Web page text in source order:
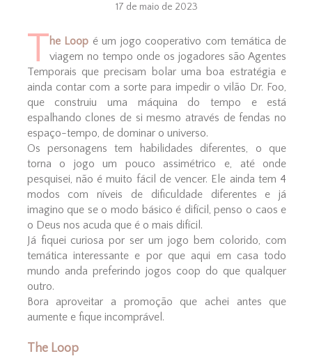
17 de maio de 2023
The Loop é um jogo cooperativo com temática de
viagem no tempo onde os jogadores são Agentes
Temporais que precisam bolar uma boa estratégia e
ainda contar com a sorte para impedir o vilão Dr. Foo,
que construiu uma máquina do tempo e está
espalhando clones de si mesmo através de fendas no
espaço-tempo, de dominar o universo.
Os personagens tem habilidades diferentes, o que
torna o jogo um pouco assimétrico e, até onde
pesquisei, não é muito fácil de vencer. Ele ainda tem 4
modos com níveis de dificuldade diferentes e já
imagino que se o modo básico é difícil, penso o caos e
o Deus nos acuda que é o mais difícil.
Já fiquei curiosa por ser um jogo bem colorido, com
temática interessante e por que aqui em casa todo
mundo anda preferindo jogos coop do que qualquer
outro.
Bora aproveitar a promoção que achei antes que
aumente e fique incomprável.
The Loop